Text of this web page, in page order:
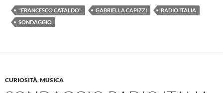
"FRANCESCO CATALDO" GABRIELLA CAPIZZI
RADIO ITALIA
SONDAGGIO
CURIOSITÀ,MUSICA